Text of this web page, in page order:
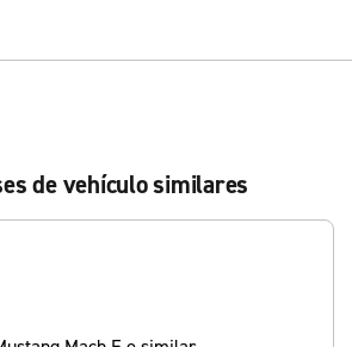
de vehículo similares